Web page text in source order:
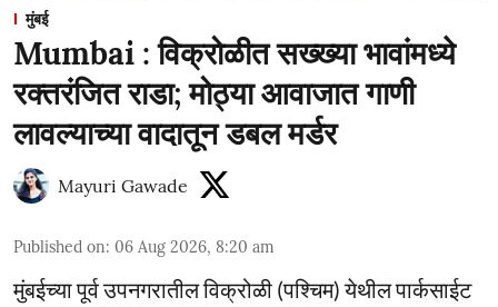
मुंबई
Mumbai : विक्रोळीत सख्ख्या भावांमध्ये
रक्तरंजित राडा; मोठ्या आवाजात गाणी
लावल्याच्या वादातून डबल मर्डर
Mayuri Gawade
Published on: 06 Aug 2026, 8:20 am
मुंबईच्या पूर्व उपनगरातील विक्रोळी (पश्चिम) येथील पार्कसाईट